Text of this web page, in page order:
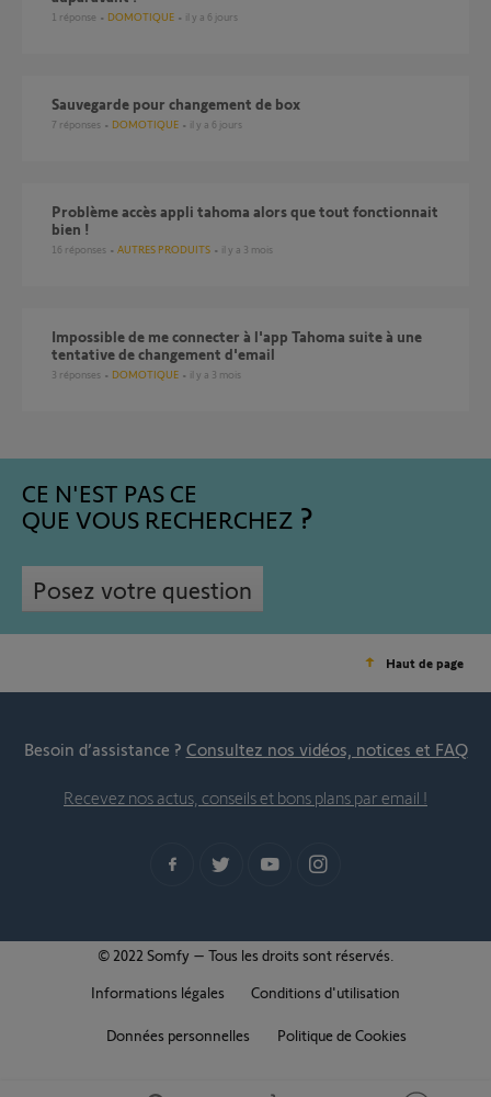
1 réponse DOMOTIQUE il y a 6 jours
Sauvegarde pour changement de box
7 réponses DOMOTIQUE il y a 6 jours
Problème accès appli tahoma alors que tout fonctionnait
bien !
16 réponses AUTRES PRODUITS il y a 3 mois
Impossible de me connecter à l'app Tahoma suite à une
tentative de changement d'email
3 réponses DOMOTIQUE il y a 3 mois
CE N'EST PAS CE
QUE VOUS RECHERCHEZ
Posez votre question
Haut de page
Besoin d’assistance ? Consultez nos vidéos, notices et FAQ
Recevez nos actus, conseils et bons plans par email !
© 2022 Somfy – Tous les droits sont réservés.
Informations légales
Conditions d'utilisation
Données personnelles Politique de Cookies